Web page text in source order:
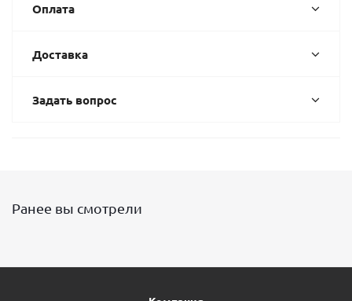
Оплата
Доставка
Задать вопрос
Ранее вы смотрели